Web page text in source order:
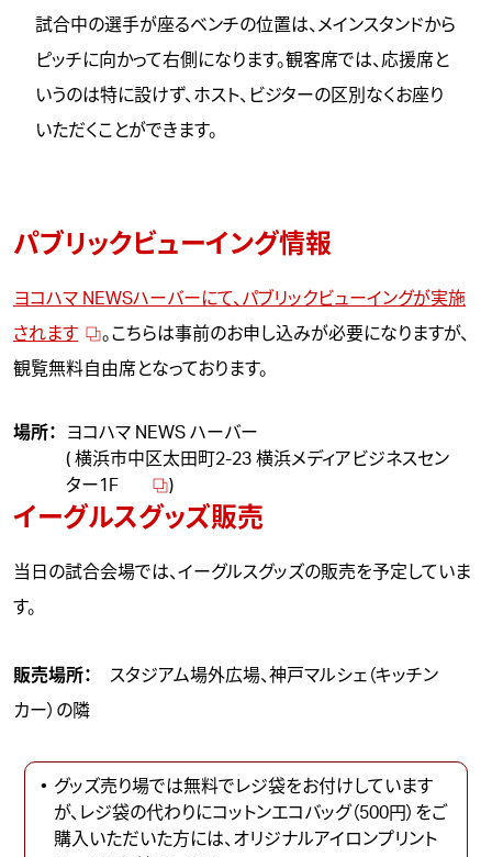
試合中の選手が座るベンチの位置は、メインスタンドから
ピッチに向かって右側になります。観客席では、応援席と
いうのは特に設けず、ホスト、ビジターの区別なくお座り
いただくことができます。
パブリックビューイング情報
ヨコハマ NEWSハーバーにて、パブリックビューイングが実施
されます
。こちらは事前のお申し込みが必要になりますが、
観覧無料自由席となっております。
場所：
ヨコハマ NEWS ハーバー
( 横浜市中区太田町2-23 横浜メディアビジネスセン
ター1F
)
イーグルスグッズ販売
当日の試合会場では、イーグルスグッズの販売を予定していま
す。
販売場所：
スタジアム場外広場、神戸マルシェ（キッチン
カー）の隣
グッズ売り場では無料でレジ袋をお付けしています
が、レジ袋の代わりにコットンエコバッグ（500円）をご
購入いただいた方には、オリジナルアイロンプリント